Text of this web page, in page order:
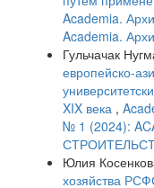
Academia.
Academia.
Гульчачак
европейско-
XIX века ,
№ 1 (2024):
Юлия
хозяйства